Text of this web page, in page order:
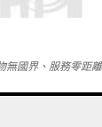
無國界、服務零距離